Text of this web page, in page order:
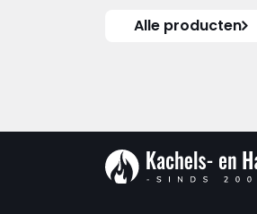
Alle producten